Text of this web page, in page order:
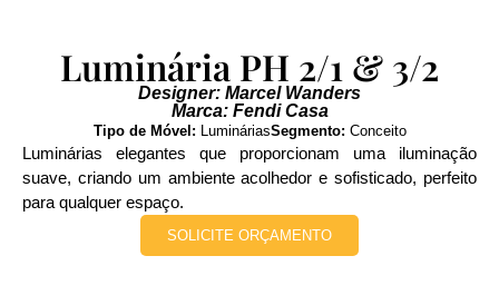
Luminária PH 2/1 & 3/2
Designer: Marcel Wanders
Marca: Fendi Casa
Tipo de Móvel: LumináriasSegmento: Conceito
Luminárias elegantes que proporcionam uma iluminação
suave, criando um ambiente acolhedor e sofisticado, perfeito
para qualquer espaço.
SOLICITE ORÇAMENTO